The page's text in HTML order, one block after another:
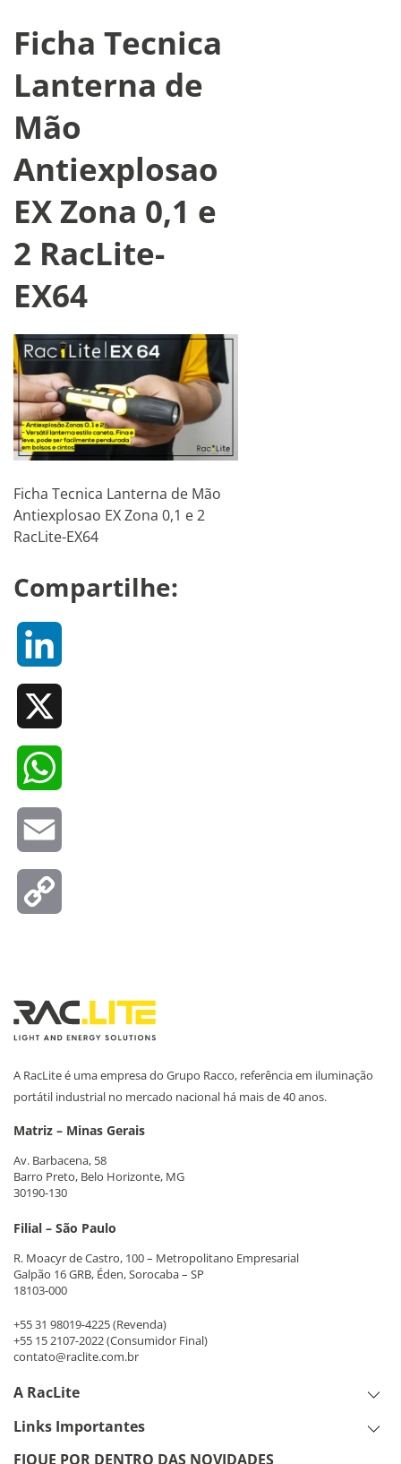
Ficha Tecnica
Lanterna de
Mão
Antiexplosao
EX Zona 0,1 e
2 RacLite-
EX64
Ficha Tecnica Lanterna de Mão
Antiexplosao EX Zona 0,1 e 2
RacLite-EX64
Compartilhe:
A RacLite é uma empresa do Grupo Racco, referência em iluminação
portátil industrial no mercado nacional há mais de 40 anos.
Matriz – Minas Gerais
Av. Barbacena, 58
Barro Preto, Belo Horizonte, MG
30190-130
Filial – São Paulo
R. Moacyr de Castro, 100 – Metropolitano Empresarial
Galpão 16 GRB, Éden, Sorocaba – SP
18103-000
+55 31 98019-4225(Revenda)
+55 15 2107-2022(Consumidor Final)
contato@raclite.com.br
A RacLite
Links Importantes
FIQUE POR DENTRO DAS NOVIDADES